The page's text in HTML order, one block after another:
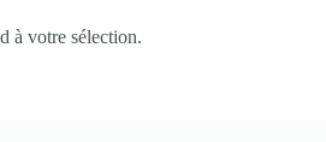
à votre sélection.